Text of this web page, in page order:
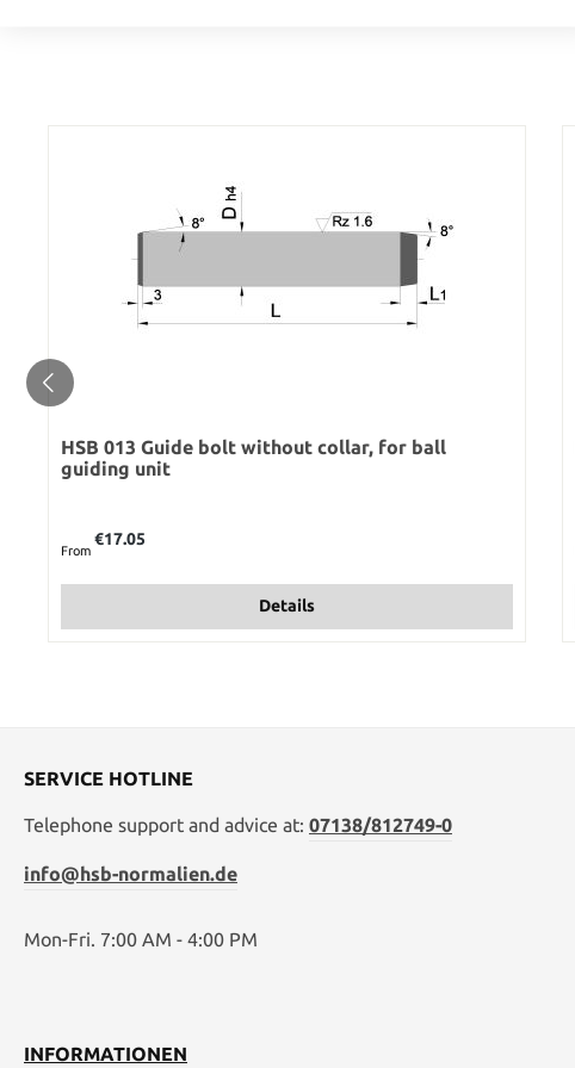
HSB 013 Guide bolt without collar, for ball
guiding unit
From
€17.05
Details
SERVICE HOTLINE
Telephone support and advice at: 07138/812749-0
info@hsb-normalien.de
Mon-Fri. 7:00 AM - 4:00 PM
INFORMATIONEN